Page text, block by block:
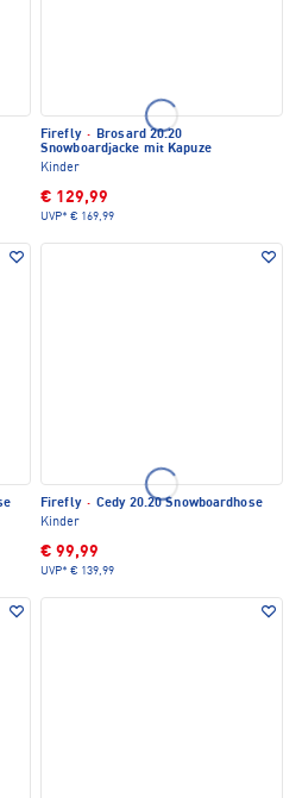
Firefly · Brosard 20.20
Snowboardjacke mit Kapuze
Kinder
€ 129,99
UVP* € 169,99
Firefly · Cedy 20.20 Snowboardhose
Kinder
€ 99,99
UVP* € 139,99